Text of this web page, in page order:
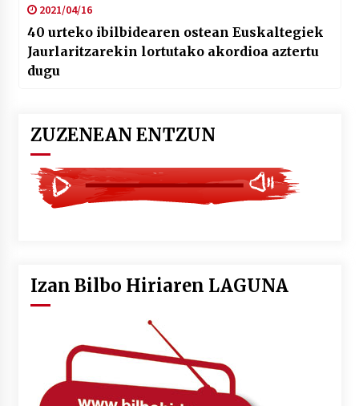
2021/04/16
40 urteko ibilbidearen ostean Euskaltegiek
Jaurlaritzarekin lortutako akordioa aztertu
dugu
ZUZENEAN ENTZUN
Izan Bilbo Hiriaren LAGUNA